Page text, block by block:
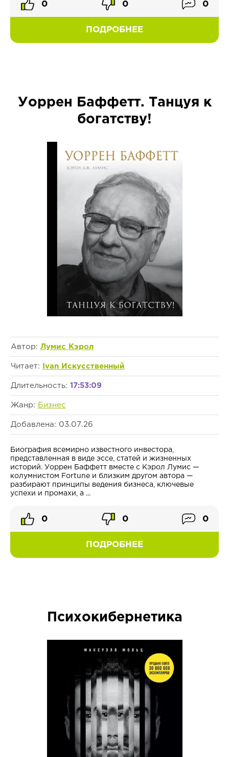
ПОДРОБНЕЕ
0 0 0
Уоррен Баффетт. Танцуя к
богатству!
Автор: Лумис Кэрол
Читает: Ivan Искусственный
Длительность: 17:53:09
Жанр: Бизнес
Добавлена: 03.07.26
Биография всемирно известного инвестора,
представленная в виде эссе, статей и жизненных
историй. Уоррен Баффетт вместе с Кэрол Лумис —
колумнистом Fortune и близким другом автора —
разбирают принципы ведения бизнеса, ключевые
успехи и промахи, а ...
ПОДРОБНЕЕ
0 0 0
Психокибернетика